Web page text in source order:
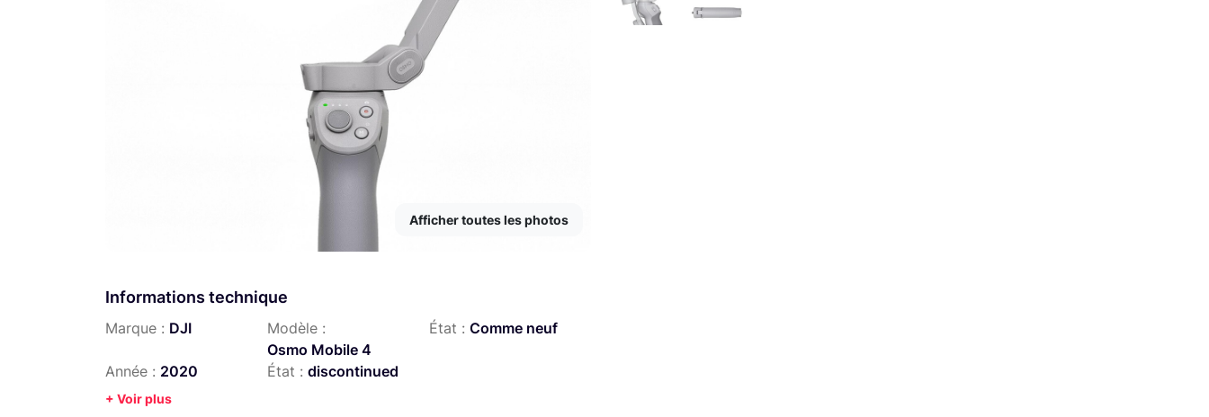
Afficher toutes les photos
Informations technique
Marque : DJI
Modèle :
Osmo Mobile 4
État : Comme neuf
Année : 2020 État : discontinued
+ Voir plus